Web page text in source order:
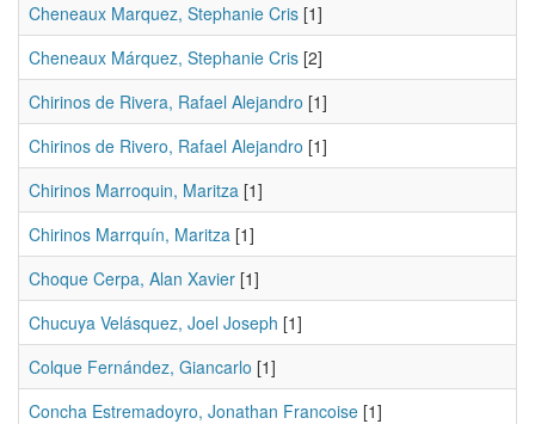
Cheneaux Marquez, Stephanie Cris [1]
Cheneaux Márquez, Stephanie Cris [2]
Chirinos de Rivera, Rafael Alejandro [1]
Chirinos de Rivero, Rafael Alejandro [1]
Chirinos Marroquin, Maritza [1]
Chirinos Marrquín, Maritza [1]
Choque Cerpa, Alan Xavier [1]
Chucuya Velásquez, Joel Joseph [1]
Colque Fernández, Giancarlo [1]
Concha Estremadoyro, Jonathan Francoise [1]